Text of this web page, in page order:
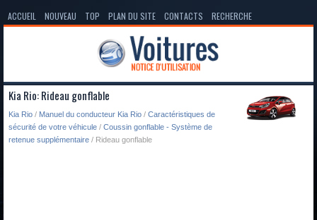
ACCUEIL NOUVEAU TOP PLAN DU SITE CONTACTS RECHERCHE
Kia Rio: Rideau gonflable
Kia Rio / Manuel du conducteur Kia Rio / Caractéristiques de
sécurité de votre véhicule / Coussin gonflable - Système de
retenue supplémentaire / Rideau gonflable